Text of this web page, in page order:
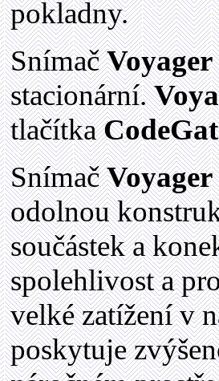
pokladny.
SnímačVoyager
stacionární.
tlačítka
SnímačVoyager
odolnou
součástek a
spolehlivost a
velké zatížení v
poskytuje